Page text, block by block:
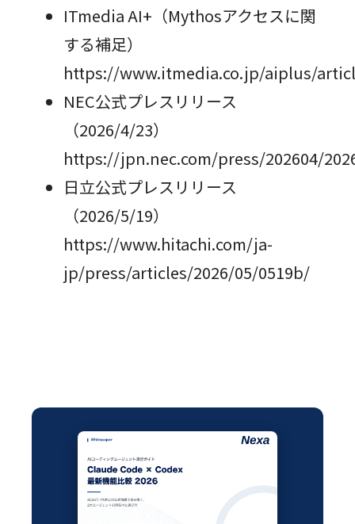
ITmedia AI+（Mythosアクセスに関
する補足）
https://www.itmedia.co.jp/aiplus/
NEC公式プレスリリース
（2026/4/23）
https://jpn.nec.com/press/202604/
日立公式プレスリリース
（2026/5/19）
https://www.hitachi.com/ja-
jp/press/articles/2026/05/0519b/